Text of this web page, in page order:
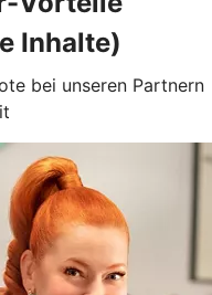
Inhalte)
bei unseren Partnern